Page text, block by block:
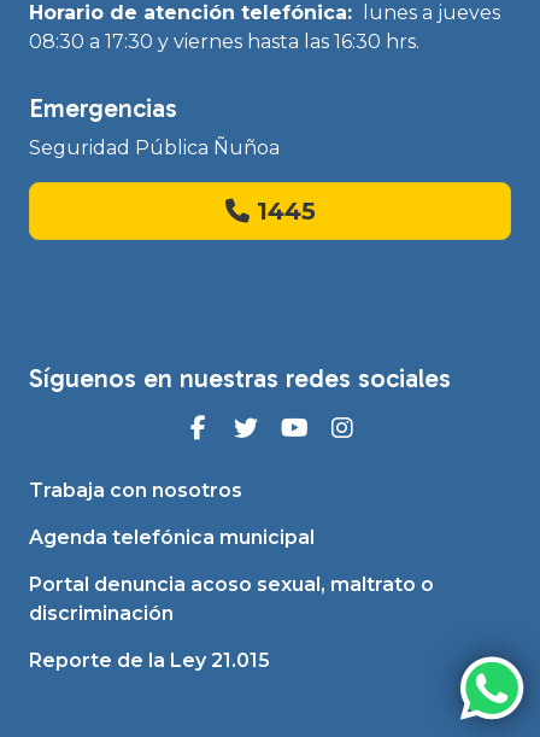
Horario de atención telefónica:
lunes a jueves
08:30 a 17:30 y viernes hasta las 16:30 hrs.
Emergencias
Seguridad Pública Ñuñoa
1445
Síguenos en nuestras redes sociales
Trabaja con nosotros
Agenda telefónica municipal
Portal denuncia acoso sexual, maltrato o
discriminación
Reporte de la Ley 21.015